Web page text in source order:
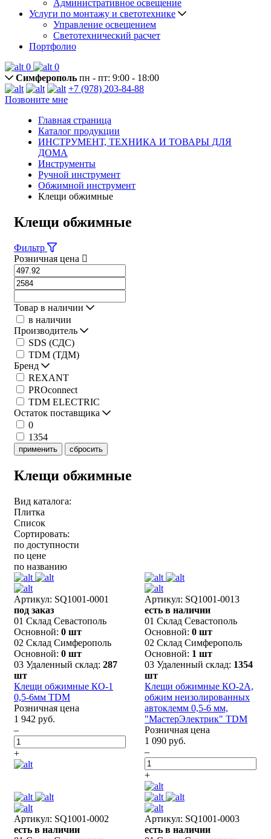
Административное освещение
Услуги по монтажу и светотехнике
Управление освещением
Светотехнический расчет
Портфолио
0
0
Симферополь пн - пт: 9:00 - 18:00
+7 (978) 203-84-88
Позвоните мне
Главная страница
Каталог продукции
ИНСТРУМЕНТ, ТЕХНИКА И ТОВАРЫ ДЛЯ
ДОМА
Инструменты
Ручной инструмент
Обжимной инструмент
Клещи обжимные
Клещи обжимные
Фильтр
Розничная цена
Товар в наличии
в наличии
Производитель
SDS (СДС)
TDM (ТДМ)
Бренд
REXANT
PROconnect
TDM ELECTRIC
Остаток поставщика
0
1354
применить сбросить
Клещи обжимные
Вид каталога:
Плитка
Список
Сортировать:
по доступности
по цене
по названию
Артикул: SQ1001-0001
под заказ
01 Склад Севастополь
Основной: 0 шт
02 Склад Симферополь
Основной: 0 шт
03 Удаленный склад: 287
шт
Клещи обжимные КО-1
0,5-6мм TDM
Розничная цена
1 942 руб.
–
+
Артикул: SQ1001-0013
есть в наличии
01 Склад Севастополь
Основной: 0 шт
02 Склад Симферополь
Основной: 1 шт
03 Удаленный склад: 1354
шт
Клещи обжимные КО-2А,
обжим неизолированных
автоклемм 0,5-6 мм,
"МастерЭлектрик" TDM
Розничная цена
1 090 руб.
–
+
Артикул: SQ1001-0002
есть в наличии
Артикул: SQ1001-0003
есть в наличии